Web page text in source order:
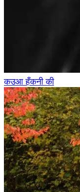
कउआ हँकनी की